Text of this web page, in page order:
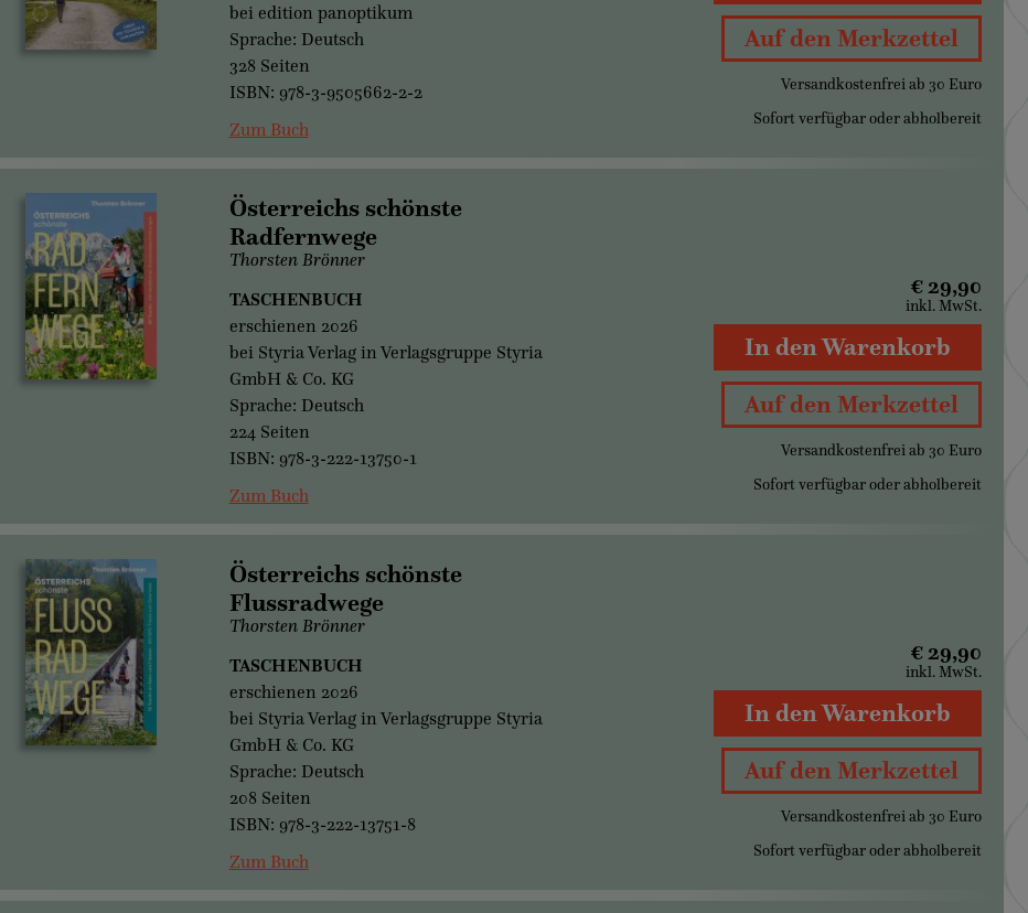
bei edition panoptikum
Sprache: Deutsch
328 Seiten
ISBN: 978-3-9505662-2-2
Zum Buch
Auf den Merkzettel
Versandkostenfrei ab 30 Euro
Sofort verfügbar oder abholbereit
Österreichs schönste
Radfernwege
Thorsten Brönner
TASCHENBUCH
erschienen 2026
bei Styria Verlag in Verlagsgruppe Styria
GmbH & Co. KG
Sprache: Deutsch
224 Seiten
ISBN: 978-3-222-13750-1
Zum Buch
€ 29,90
inkl. MwSt.
In den Warenkorb
Auf den Merkzettel
Versandkostenfrei ab 30 Euro
Sofort verfügbar oder abholbereit
Österreichs schönste
Flussradwege
Thorsten Brönner
TASCHENBUCH
erschienen 2026
bei Styria Verlag in Verlagsgruppe Styria
GmbH & Co. KG
Sprache: Deutsch
208 Seiten
ISBN: 978-3-222-13751-8
Zum Buch
€ 29,90
inkl. MwSt.
In den Warenkorb
Auf den Merkzettel
Versandkostenfrei ab 30 Euro
Sofort verfügbar oder abholbereit